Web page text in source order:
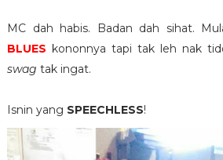
MC dah habis. Badan dah sihat.
BLUES kononnya tapi tak leh nak
swag tak ingat.
Isnin yang SPEECHLESS!